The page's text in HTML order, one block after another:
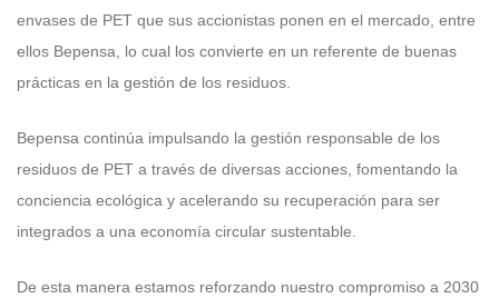
envases de PET que sus accionistas ponen en el mercado, entre
ellos Bepensa, lo cual los convierte en un referente de buenas
prácticas en la gestión de los residuos.
Bepensa continúa impulsando la gestión responsable de los
residuos de PET a través de diversas acciones, fomentando la
conciencia ecológica y acelerando su recuperación para ser
integrados a una economía circular sustentable.
De esta manera estamos reforzando nuestro compromiso a 2030